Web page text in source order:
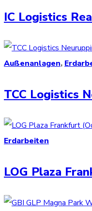
IC Logistics
Außenanlagen,
TCC Logistics
Erdarbeiten
LOG Plaza